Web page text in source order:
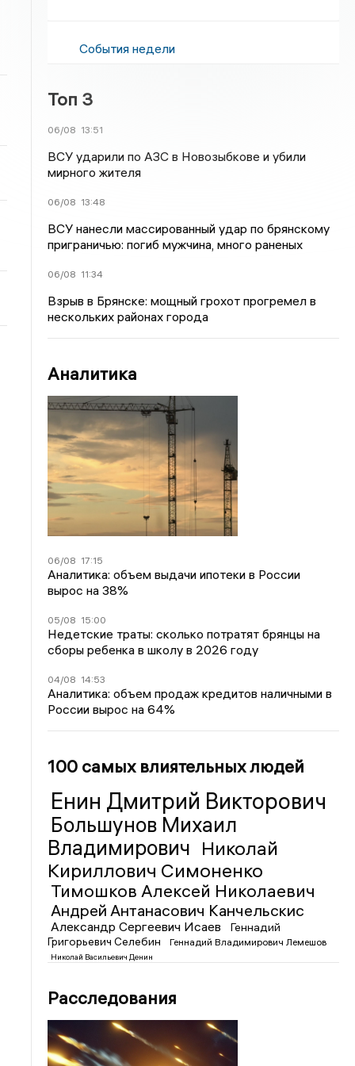
События недели
Топ 3
06/08 13:51
ВСУ ударили по АЗС в Новозыбкове и убили
мирного жителя
06/08 13:48
ВСУ нанесли массированный удар по брянскому
приграничью: погиб мужчина, много раненых
06/08 11:34
Взрыв в Брянске: мощный грохот прогремел в
нескольких районах города
Аналитика
06/08 17:15
Аналитика: объем выдачи ипотеки в России
вырос на 38%
05/08 15:00
Недетские траты: сколько потратят брянцы на
сборы ребенка в школу в 2026 году
04/08 14:53
Аналитика: объем продаж кредитов наличными в
России вырос на 64%
100 самых влиятельных людей
Енин Дмитрий Викторович
Большунов Михаил
Владимирович Николай
Кириллович Симоненко
Тимошков Алексей Николаевич
Андрей Антанасович Канчельскис
Александр Сергеевич Исаев
Геннадий
Григорьевич Селебин
Геннадий Владимирович Лемешов
Николай Васильевич Денин
Расследования